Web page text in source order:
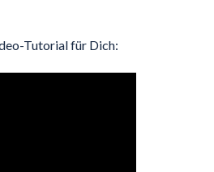
Tutorial für Dich: